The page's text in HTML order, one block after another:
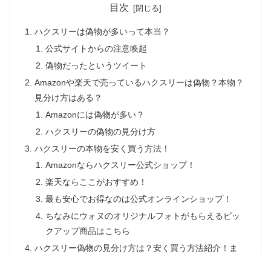
目次
ハクスリーは偽物が多いって本当？
公式サイトからの注意喚起
偽物だったというツイート
Amazonや楽天で売っているハクスリーは偽物？本物？
見分け方はある？
Amazonには偽物が多い？
ハクスリーの偽物の見分け方
ハクスリーの本物を安く買う方法！
Amazonならハクスリー公式ショップ！
楽天ならここがおすすめ！
最も安心でお得なのは公式オンラインショップ！
ちなみにウォヌのオリジナルフォトがもらえるピッ
クアップ商品はこちら
ハクスリー偽物の見分け方は？安く買う方法紹介！ま